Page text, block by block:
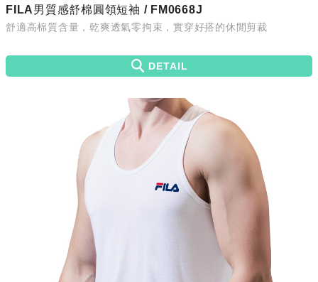
FILA男質感舒棉圓領短袖 / FM0668J
舒適高棉質含量，乾爽透氣零拘束，實穿好搭的休閒剪裁
DETAIL